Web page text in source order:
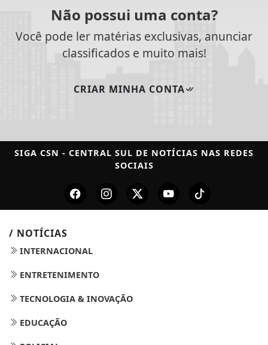
Não possui uma conta?
Você pode ler matérias exclusivas, anunciar
classificados e muito mais!
CRIAR MINHA CONTA
SIGA CSN - CENTRAL SUL DE NOTÍCIAS NAS REDES
SOCIAIS
/ NOTÍCIAS
INTERNACIONAL
ENTRETENIMENTO
TECNOLOGIA & INOVAÇÃO
EDUCAÇÃO